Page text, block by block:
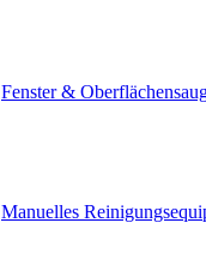
Fenster &
Manuelles